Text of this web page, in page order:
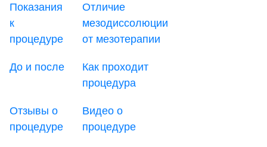
Показания
к
процедуре
Отличие
мезодиссолюции
от мезотерапии
До и после
Как проходит
процедура
Отзывы о
процедуре
Видео о
процедуре